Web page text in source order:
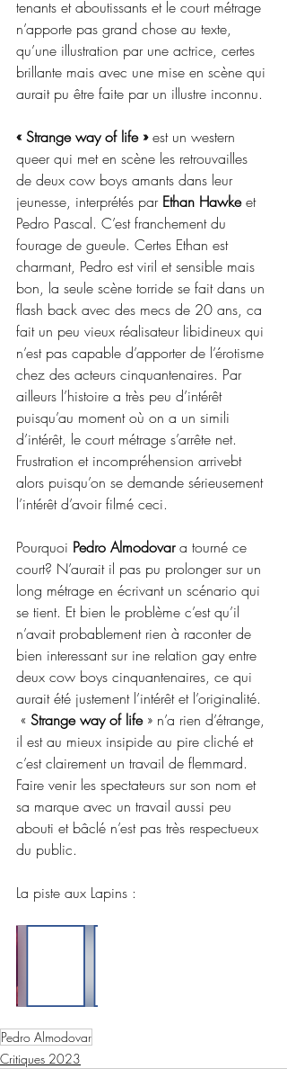
tenants et aboutissants et le court métrage
n’apporte pas grand chose au texte,
qu’une illustration par une actrice, certes
brillante mais avec une mise en scène qui
aurait pu être faite par un illustre inconnu.
« Strange way of life » est un western
queer qui met en scène les retrouvailles
de deux cow boys amants dans leur
jeunesse, interprétés par Ethan Hawke et
Pedro Pascal. C’est franchement du
fourage de gueule. Certes Ethan est
charmant, Pedro est viril et sensible mais
bon, la seule scène torride se fait dans un
flash back avec des mecs de 20 ans, ca
fait un peu vieux réalisateur libidineux qui
n’est pas capable d’apporter de l’érotisme
chez des acteurs cinquantenaires. Par
ailleurs l’histoire a très peu d’intérêt
puisqu’au moment où on a un simili
d’intérêt, le court métrage s’arrête net.
Frustration et incompréhension arrivebt
alors puisqu’on se demande sérieusement
l’intérêt d’avoir filmé ceci.
Pourquoi Pedro Almodovar a tourné ce
court? N’aurait il pas pu prolonger sur un
long métrage en écrivant un scénario qui
se tient. Et bien le problème c’est qu’il
n’avait probablement rien à raconter de
bien interessant sur ine relation gay entre
deux cow boys cinquantenaires, ce qui
aurait été justement l’intérêt et l’originalité.
« Strange way of life » n’a rien d’étrange,
il est au mieux insipide au pire cliché et
c’est clairement un travail de flemmard.
Faire venir les spectateurs sur son nom et
sa marque avec un travail aussi peu
abouti et bâclé n’est pas très respectueux
du public.
La piste aux Lapins :
Pedro Almodovar
Critiques 2023